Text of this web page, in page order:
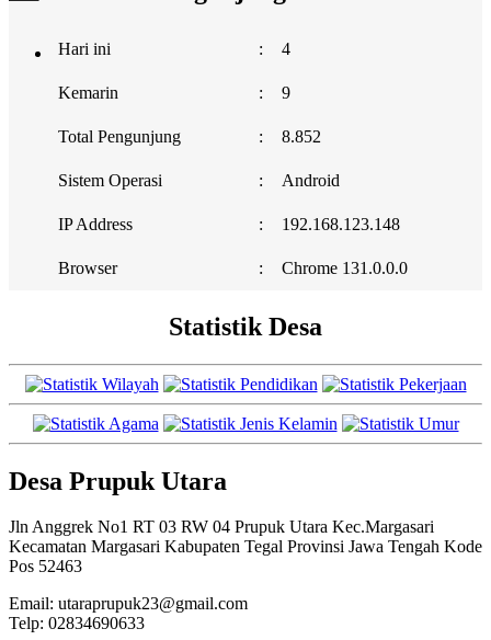
Hari ini : 4
Kemarin : 9
Total Pengunjung : 8.852
Sistem Operasi : Android
IP Address : 192.168.123.148
Browser : Chrome 131.0.0.0
Statistik Desa
Desa Prupuk Utara
Jln Anggrek No1 RT 03 RW 04 Prupuk Utara Kec.Margasari
Kecamatan Margasari Kabupaten Tegal Provinsi Jawa Tengah Kode
Pos 52463
Email: utaraprupuk23@gmail.com
Telp: 02834690633